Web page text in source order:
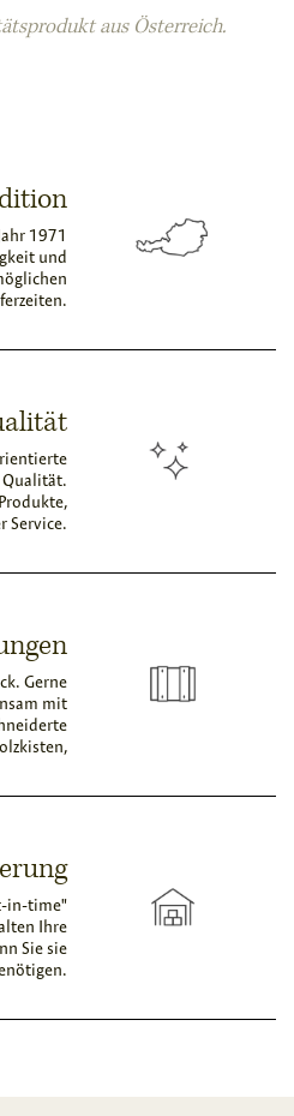
aus Österreich.
1971
und
Service.
Gerne
mit
in-time"
Ihre
Sie sie